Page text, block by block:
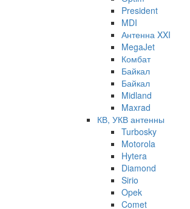
President
MDI
Антенна XXI
MegaJet
Комбат
Байкал
Байкал
Midland
Maxrad
КВ, УКВ антенны
Turbosky
Motorola
Hytera
Diamond
Sirio
Opek
Comet